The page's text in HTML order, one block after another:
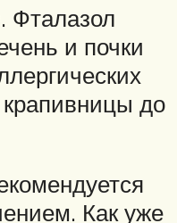
Фталазол
и почки
крапивницы до
Как уже